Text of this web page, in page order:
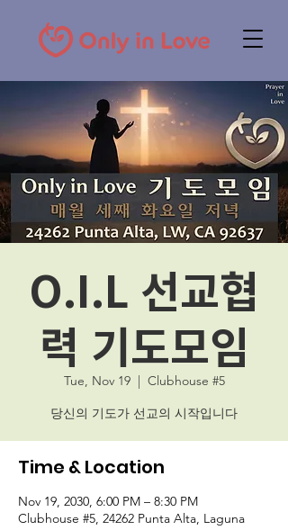
O.I.L 선교협
력 기도모임
Tue, Nov 19
  |
Clubhouse #5
당신의 기도가 선교의 시작입니다
Time & Location
Nov 19, 2030, 6:00 PM – 8:30 PM
Clubhouse #5, 24262 Punta Alta, Laguna